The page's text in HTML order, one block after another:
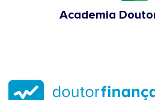
Academia